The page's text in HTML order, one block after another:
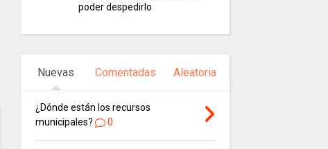
poder despedirlo
Nuevas Comentadas Aleatoria
¿Dónde están los recursos
municipales?
0